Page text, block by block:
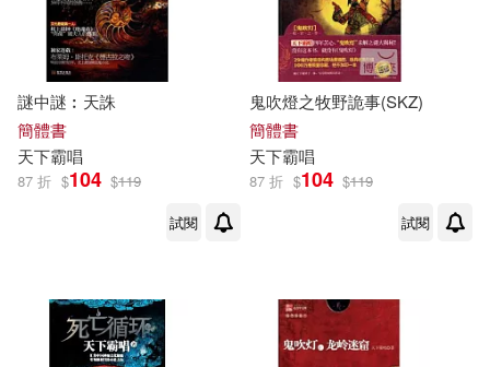
謎中謎︰天誅
簡體書
天下霸唱
87 折 $104 $119
試閱
鬼吹燈之牧野詭事(SKZ)
簡體書
天下霸唱
87 折 $104 $119
試閱